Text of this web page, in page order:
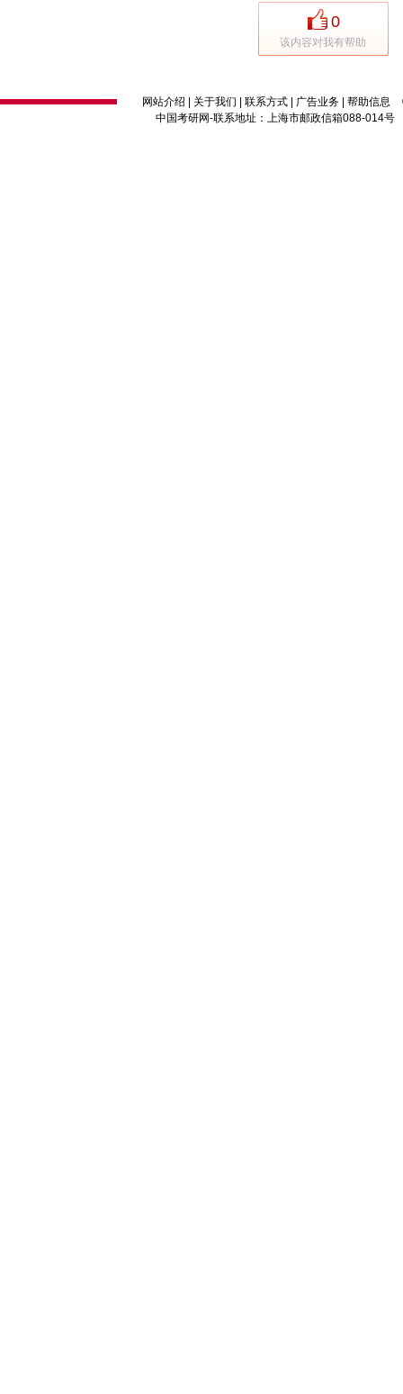
0
该内容对我有帮助
网站介绍 关于我们 联系方式 广告业务 帮助信息
中国考研网-联系地址：上海市邮政信箱088-014